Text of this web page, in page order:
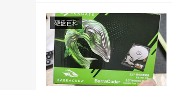
硬盘百科